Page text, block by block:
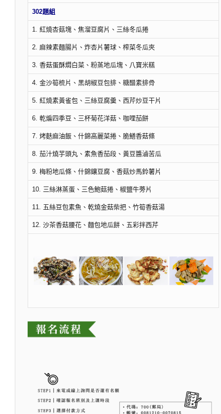
302題組
1. 紅燒杏菇塊、焦溜豆腐片、三絲冬瓜捲
2. 麻辣素麵腸片、炸杏片薯球、榨菜冬瓜夾
3. 香菇蛋酥燜白菜、粉蒸地瓜塊、八寶米糕
4. 金沙筍梳片、黑胡椒豆包排、糖醋素排骨
5. 紅燒素黃雀包、三絲豆腐羹、西芹炒豆干片
6. 乾煸四季豆、三杯菊花洋菇、咖哩茄餅
7. 烤麩麻油飯、什錦高麗菜捲、脆鱔香菇條
8. 茄汁燒芋頭丸、素魚香茄段、黃豆醬滷苦瓜
9. 梅粉地瓜條、什錦鑲豆腐、香菇炒馬鈴薯片
10. 三絲淋蒸蛋、三色鮑菇捲、椒鹽牛蒡片
11. 五絲豆包素魚、乾燒金菇柴把、竹筍香菇湯
12. 沙茶香菇腰花、麵包地瓜餅、五彩拌西芹